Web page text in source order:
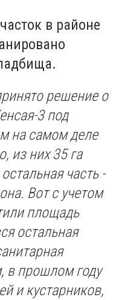
в районе
решение о
3 под
на самом деле
из них 35 га
часть -
Вот с учетом
площадь
остальная
в прошлом году
и кустарников,